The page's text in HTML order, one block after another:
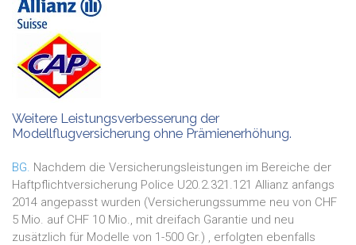
Weitere Leistungsverbesserung der
Modellflugversicherung ohne Prämienerhöhung.
BG. Nachdem die Versicherungsleistungen im Bereiche der
Haftpflichtversicherung Police U20.2.321.121 Allianz anfangs
2014 angepasst wurden (Versicherungssumme neu von CHF
5 Mio. auf CHF 10 Mio., mit dreifach Garantie und neu
zusätzlich für Modelle von 1-500 Gr.) , erfolgten ebenfalls